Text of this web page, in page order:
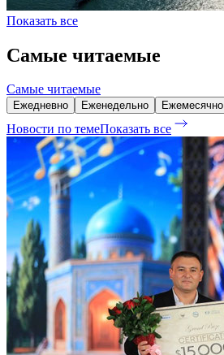
Показать все
Самые читаемые
Самые читаемые
Ежедневно Еженедельно Ежемесячно
Новости по темеПоказать все